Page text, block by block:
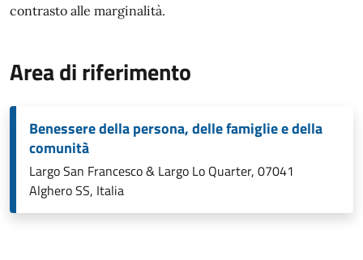
contrasto alle marginalità.
Area di riferimento
Benessere della persona, delle famiglie e della
comunità
Largo San Francesco & Largo Lo Quarter, 07041
Alghero SS, Italia